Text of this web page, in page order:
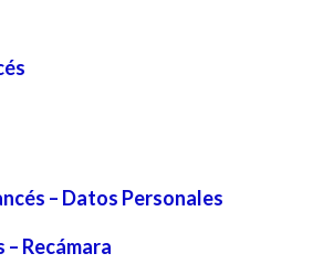
– Datos Personales
– Recámara